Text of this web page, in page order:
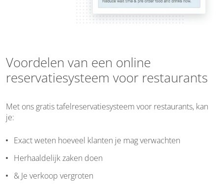
Voordelen van een online
reservatiesysteem voor restaurants
Met ons gratis tafelreservatiesysteem voor restaurants, kan
je:
Exact weten hoeveel klanten je mag verwachten
Herhaaldelijk zaken doen
& Je verkoop vergroten